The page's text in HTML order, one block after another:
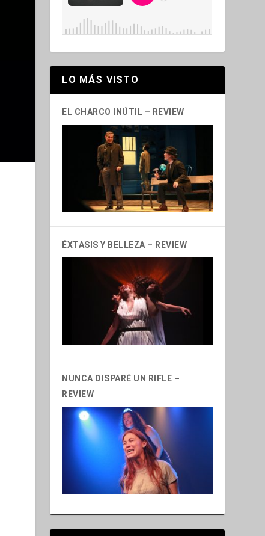
LO MÁS VISTO
EL CHARCO INÚTIL – REVIEW
ÉXTASIS Y BELLEZA – REVIEW
NUNCA DISPARÉ UN RIFLE –
REVIEW